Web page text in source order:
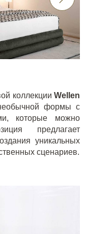
коллекции Wellen
формы с
которые можно
предлагает
уникальных
сценариев.